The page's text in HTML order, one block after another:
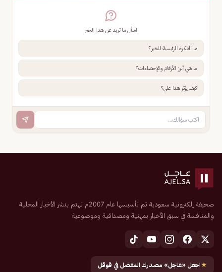
اسأل ما تريد عن هذا الخبر
ما الفكرة الرئيسية للخبر؟
ما هي أبرز الأرقام والإحصاءات؟
كيف يؤثر هذا علي؟
صحيفة إلكترونية سعودية تم تأسيسها عام 2007م تهتم بنشر الأخبار المحلية
والمنافسة في سبق الأخبار بمهنية ومصداقية وموضوعية
★اجعل «عاجل» مصدرك المفضل في قوقل